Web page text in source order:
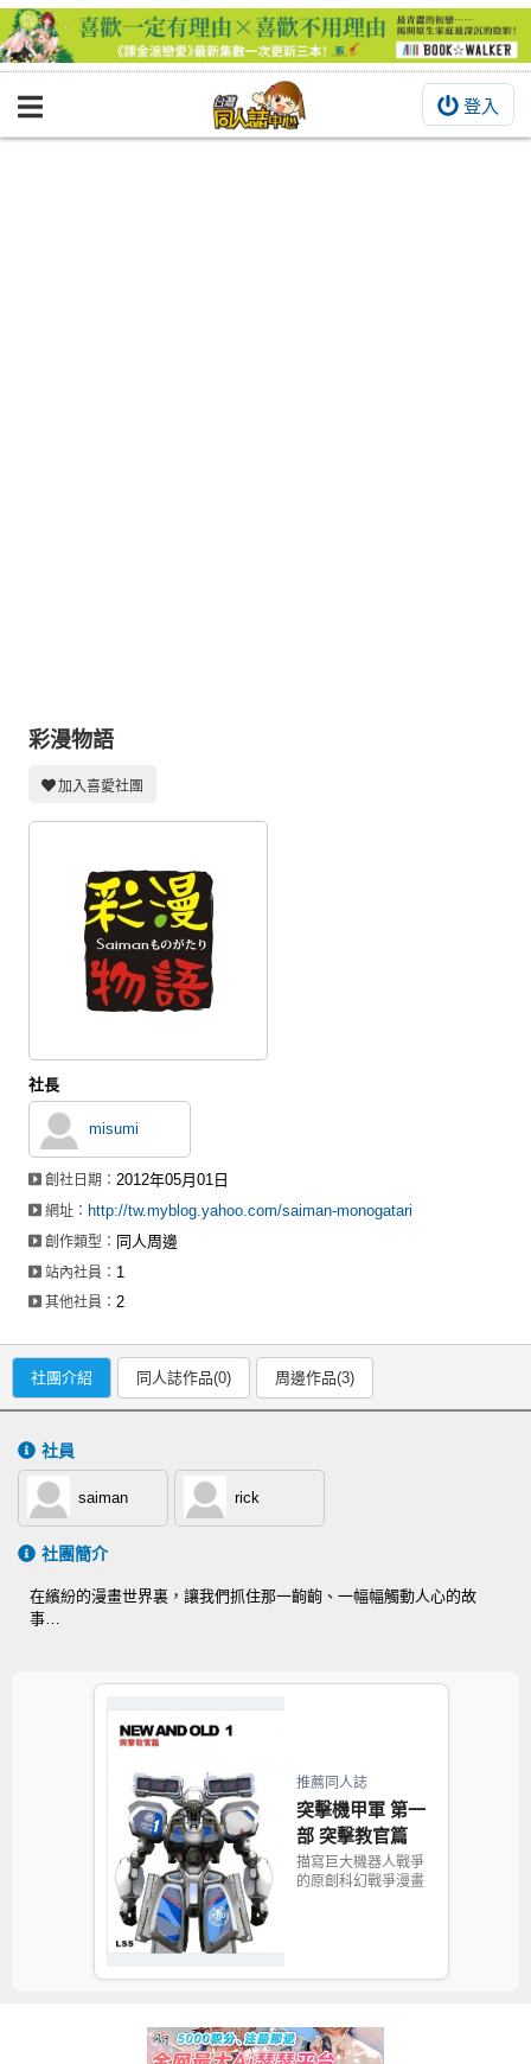
登入
BOOKY書集倉庫
攤位轉讓區
會員功能選單
會員中心
註冊會員
登入
彩漫物語
加入喜愛社團
社長
misumi
創社日期：2012年05月01日
網址： http://tw.myblog.yahoo.com/saiman-monogatari
創作類型： 同人周邊
站內社員： 1
其他社員：2
社團介紹 同人誌作品(0) 周邊作品(3)
社員
saiman rick
社團簡介
在繽紛的漫畫世界裏，讓我們抓住那一齣齣、一幅幅觸動人心的故
事…
推薦同人誌
突擊機甲軍 第一
部 突擊教官篇
描寫巨大機器人戰爭
的原創科幻戰爭漫畫